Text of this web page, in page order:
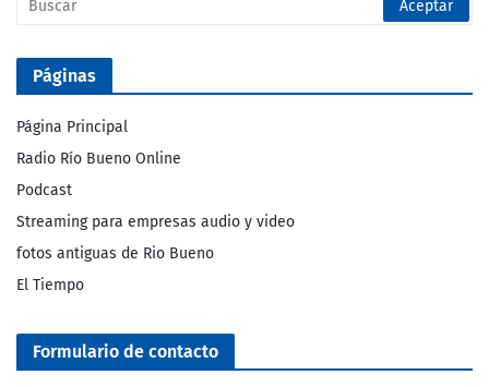
Páginas
Página Principal
Radio Río Bueno Online
Podcast
Streaming para empresas audio y video
fotos antiguas de Rio Bueno
El Tiempo
Formulario de contacto